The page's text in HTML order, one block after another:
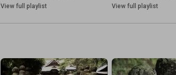
View full playlist View full playlist